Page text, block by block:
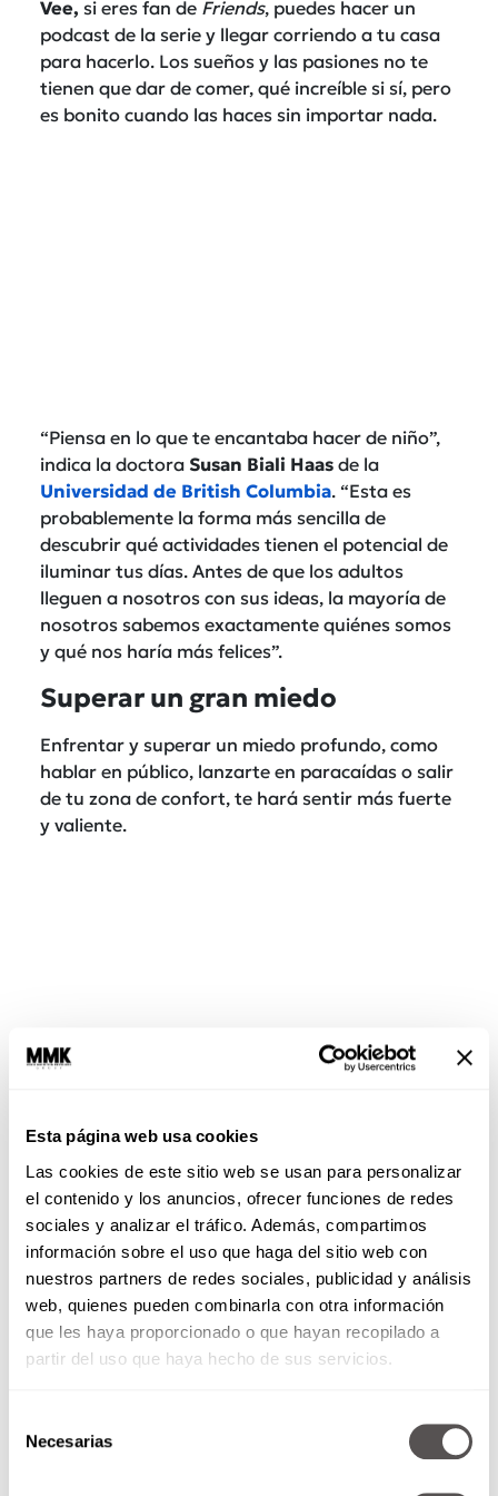
Esta página web usa cookies
Las cookies de este sitio web se usan para personalizar
el contenido y los anuncios, ofrecer funciones de redes
sociales y analizar el tráfico. Además, compartimos
información sobre el uso que haga del sitio web con
nuestros partners de redes sociales, publicidad y análisis
web, quienes pueden combinarla con otra información
que les haya proporcionado o que hayan recopilado a
partir del uso que haya hecho de sus servicios.
Necesarias
Vee, si eres fan de Friends, puedes hacer un
podcast de la serie y llegar corriendo a tu casa
para hacerlo. Los sueños y las pasiones no te
tienen que dar de comer, qué increíble si sí, pero
es bonito cuando las haces sin importar nada.
“Piensa en lo que te encantaba hacer de niño”,
indica la doctora Susan Biali Haas de la
Universidad de British Columbia. “Esta es
probablemente la forma más sencilla de
descubrir qué actividades tienen el potencial de
iluminar tus días. Antes de que los adultos
lleguen a nosotros con sus ideas, la mayoría de
nosotros sabemos exactamente quiénes somos
y qué nos haría más felices”.
Superar un gran miedo
Enfrentar y superar un miedo profundo, como
hablar en público, lanzarte en paracaídas o salir
de tu zona de confort, te hará sentir más fuerte
y valiente.
Dejar un legado
Todos creemos que esto es dar algo a tus hijos o
enséñales cómo deben ser, pero no
necesariamente se limita a eso, así que busca la
forma de dejar un impacto positivo en el mundo,
ya sea a través de tu trabajo, arte o
acciones
altruistas, ya que eso te dará la sensación de
que tu vida ha contribuido al bienestar de otros.
Solo, solín, solito: ¿Por qué te